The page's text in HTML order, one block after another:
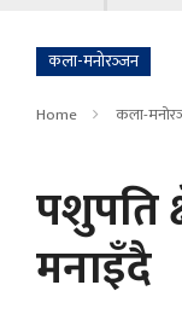
कला-मनोरञ्‍जन
Home कला-
पशुपति
मनाइँदै